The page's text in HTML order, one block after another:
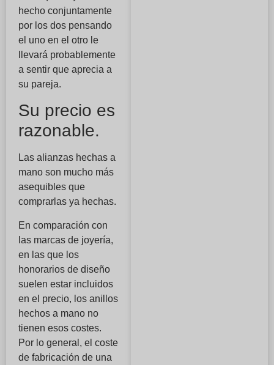
hecho conjuntamente
por los dos pensando
el uno en el otro le
llevará probablemente
a sentir que aprecia a
su pareja.
Su precio es
razonable.
Las alianzas hechas a
mano son mucho más
asequibles que
comprarlas ya hechas.
En comparación con
las marcas de joyería,
en las que los
honorarios de diseño
suelen estar incluidos
en el precio, los anillos
hechos a mano no
tienen esos costes.
Por lo general, el coste
de fabricación de una